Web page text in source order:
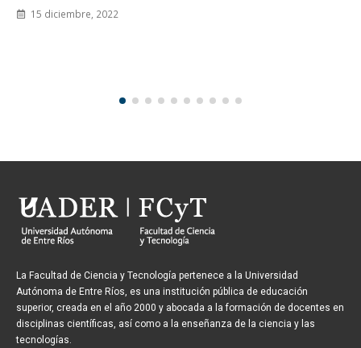
La Facultad de Ciencia y Tecnología pertenece a la Universidad
Autónoma de Entre Ríos, es una institución pública de educación
superior, creada en el año 2000 y abocada a la formación de docentes en
disciplinas científicas, así como a la enseñanza de la ciencia y las
tecnologías.